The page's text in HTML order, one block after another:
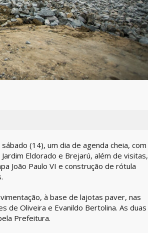
(14), um dia de agenda cheia, com
Eldorado e Brejarú, além de visitas,
João Paulo VI e construção de rótula
à base de lajotas paver, nas
de Oliveira e Evanildo Bertolina. As duas
Prefeitura.